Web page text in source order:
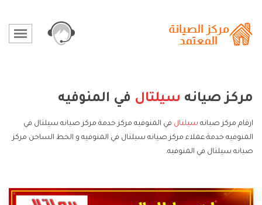
مركز صيانه سيلتال في المنوفيه
ارقام مركز صيانه سيلتال في المنوفيه مركز خدمة مركز صيانه سيلتال في
المنوفيه خدمة عملاء مركز صيانه سيلتال في المنوفيه و الخط الساخن مركز
صيانه سيلتال في المنوفيه.